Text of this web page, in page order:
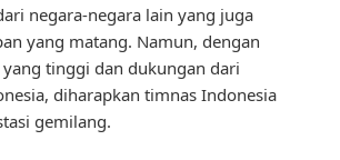
negara-negara lain yang juga
yang matang. Namun, dengan
tinggi dan dukungan dari
diharapkan timnas Indonesia
gemilang.